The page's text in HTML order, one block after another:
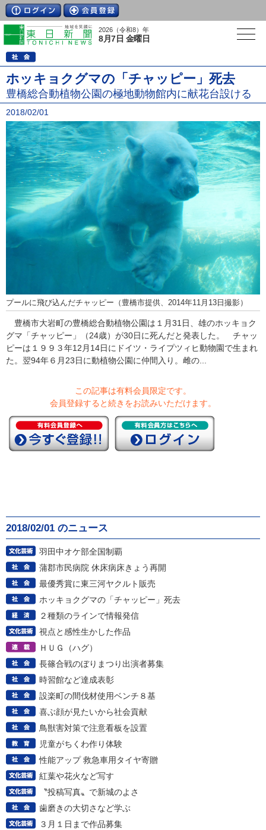
2026（令和8）年
8月7日 金曜日
ホッキョクグマの「チャッピー」死去
豊橋総合動植物公園の極地動物館内に献花台設ける
2018/02/01
プールに飛び込んだチャッピー（豊橋市提供、2014年11月13日撮影）
豊橋市大岩町の豊橋総合動植物公園は１月31日、雄のホッキョク
グマ「チャッピー」（24歳）が30日に死んだと発表した。 チャッ
ピーは１９９３年12月14日にドイツ・ライプツィヒ動物園で生まれ
た。翌94年６月23日に動植物公園に仲間入り。雌の...
この記事は有料会員限定です。
会員登録すると続きをお読みいただけます。
2018/02/01 のニュース
羽田中オケ部全国制覇
蒲郡市民病院 休床病床きょう再開
最優秀賞に東三河ヤクルト販売
ホッキョクグマの「チャッピー」死去
２種類のラインで情報発信
視点と感性生かした作品
ＨＵＧ（ハグ）
長篠合戦のぼりまつり出演者募集
時習館など達成表彰
設楽町の間伐材使用ベンチ８基
喜ぶ顔が見たいから社会貢献
鳥獣害対策で注意看板を設置
児童がちくわ作り体験
性能アップ 救急車用タイヤ寄贈
紅葉や花火など写す
〝投稿写真〟で新城のよさ
歯磨きの大切さなど学ぶ
３月１日まで作品募集